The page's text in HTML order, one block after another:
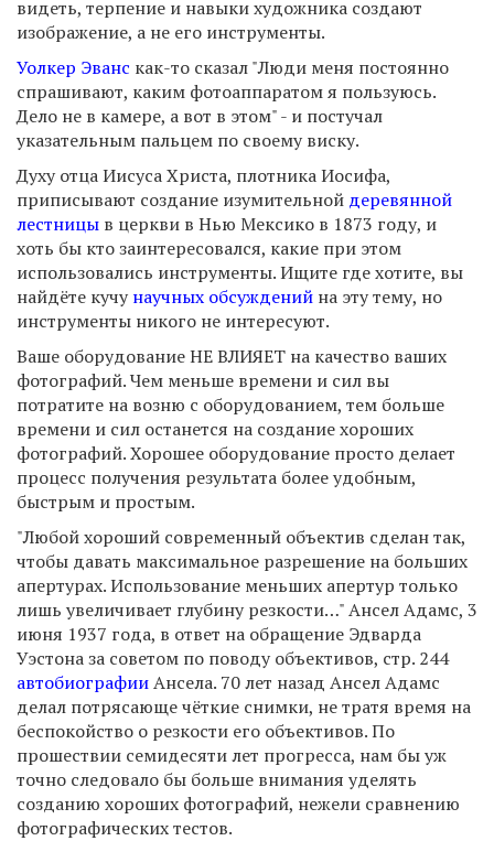
видеть, терпение и навыки художника создают
изображение, а не его инструменты.
Уолкер Эванс как-то сказал "Люди меня постоянно
спрашивают, каким фотоаппаратом я пользуюсь.
Дело не в камере, а вот в этом" - и постучал
указательным пальцем по своему виску.
Духу отца Иисуса Христа, плотника Иосифа,
приписывают создание изумительной деревянной
лестницы в церкви в Нью Мексико в 1873 году, и
хоть бы кто заинтересовался, какие при этом
использовались инструменты. Ищите где хотите, вы
найдёте кучунаучных обсуждений на эту тему, но
инструменты никого не интересуют.
Ваше оборудование НЕ ВЛИЯЕТ на качество ваших
фотографий. Чем меньше времени и сил вы
потратите на возню с оборудованием, тем больше
времени и сил останется на создание хороших
фотографий. Хорошее оборудование просто делает
процесс получения результата более удобным,
быстрым и простым.
"Любой хороший современный объектив сделан так,
чтобы давать максимальное разрешение на больших
апертурах. Использование меньших апертур только
лишь увеличивает глубину резкости…" Ансел Адамс, 3
июня 1937 года, в ответ на обращение Эдварда
Уэстона за советом по поводу объективов, стр. 244
автобиографииАнсела. 70 лет назад Ансел Адамс
делал потрясающе чёткие снимки, не тратя время на
беспокойство о резкости его объективов. По
прошествии семидесяти лет прогресса, нам бы уж
точно следовало бы больше внимания уделять
созданию хороших фотографий, нежели сравнению
фотографических тестов.